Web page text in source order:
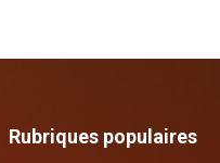
Rubriques populaires